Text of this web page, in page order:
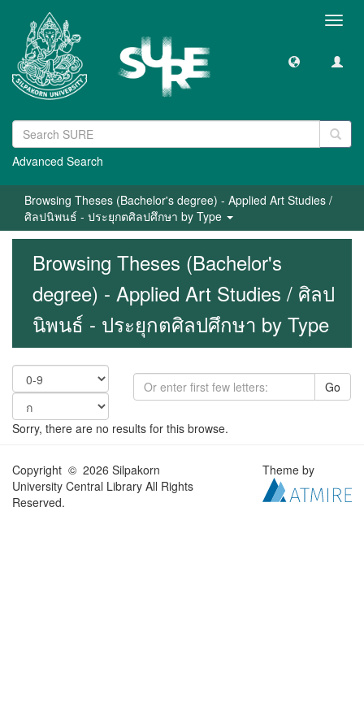
Advanced Search
Browsing Theses (Bachelor's degree) - Applied Art Studies /
ศิลปนิพนธ์ - ประยุกตศิลปศึกษา by Type
Browsing Theses (Bachelor's
degree) - Applied Art Studies / ศิลป
นิพนธ์ - ประยุกตศิลปศึกษา by Type
Go
Sorry, there are no results for this browse.
Copyright © 2026 Silpakorn
University Central Library All Rights
Reserved.
Theme by